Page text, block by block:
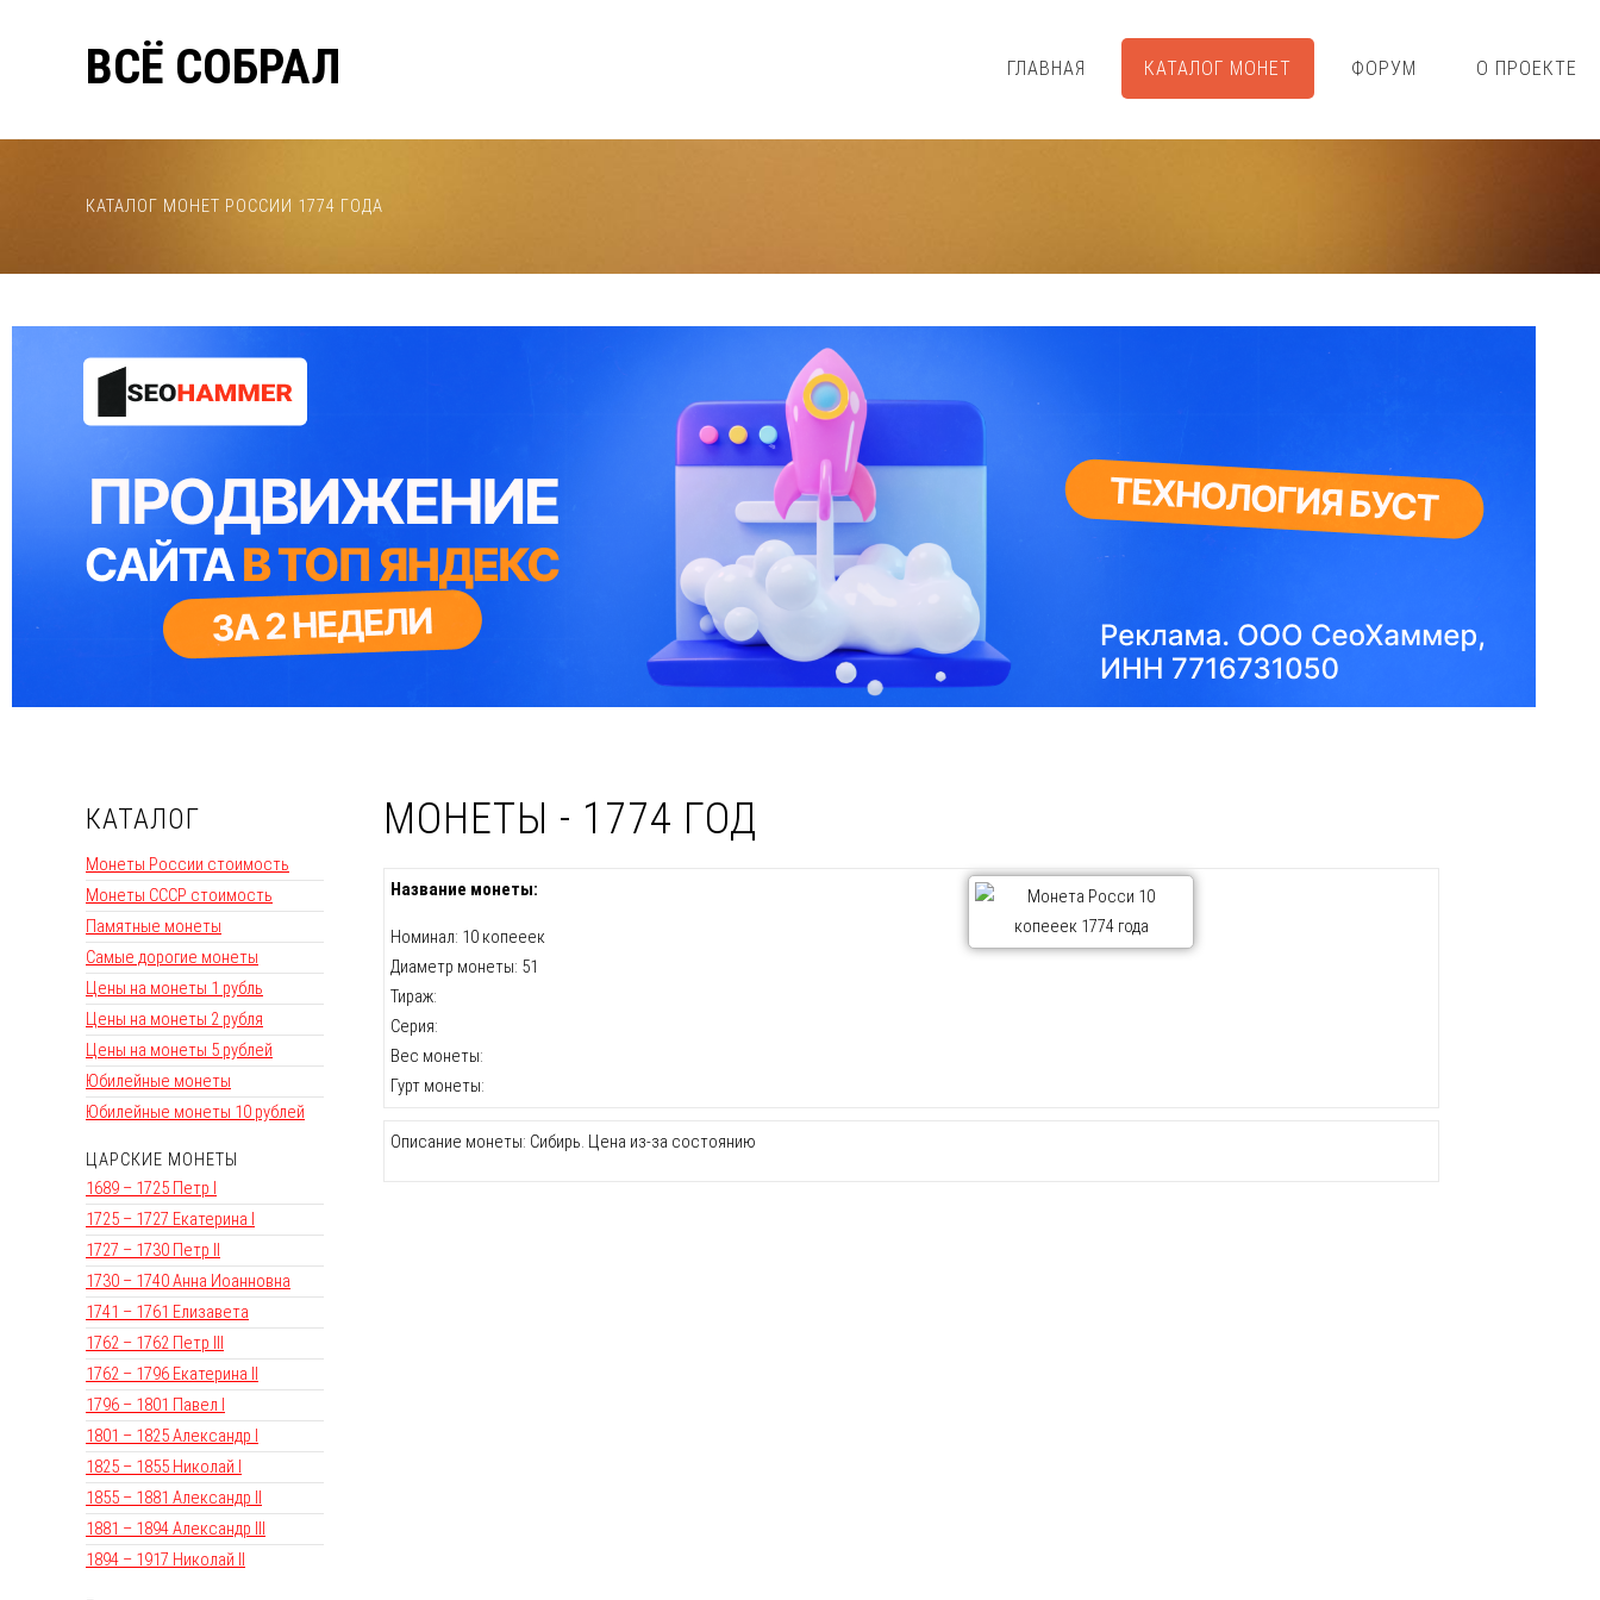
ВСЁ СОБРАЛ ГЛАВНАЯ КАТАЛОГ МОНЕТ ФОРУМ О ПРОЕКТЕ
КАТАЛОГ МОНЕТ РОССИИ 1774 ГОДА
КАТАЛОГ
Монеты России стоимость
Монеты СССР стоимость
Памятные монеты
Самые дорогие монеты
Цены на монеты 1 рубль
Цены на монеты 2 рубля
Цены на монеты 5 рублей
Юбилейные монеты
Юбилейные монеты 10 рублей
ЦАРСКИЕ МОНЕТЫ
1689 – 1725 Петр I
1725 – 1727 Екатерина I
1727 – 1730 Петр II
1730 – 1740 Анна Иоанновна
1741 – 1761 Елизавета
1762 – 1762 Петр III
1762 – 1796 Екатерина II
1796 – 1801 Павел I
1801 – 1825 Александр I
1825 – 1855 Николай I
1855 – 1881 Александр II
1881 – 1894 Александр III
1894 – 1917 Николай II
МОНЕТЫ - 1774 ГОД
Название монеты:
Номинал: 10 копееек
Диаметр монеты: 51
Тираж:
Серия:
Вес монеты:
Гурт монеты:
Описание монеты: Сибирь. Цена из-за состоянию